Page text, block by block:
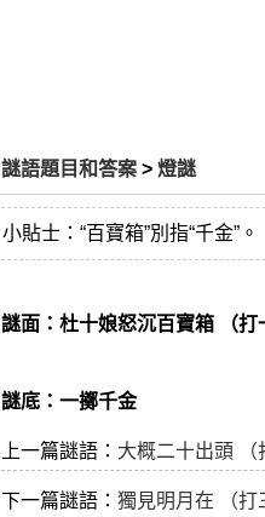
謎語題目和答案> 燈謎
小貼士：“百寶箱”別指“千金”。
謎面：杜十娘怒沉百寶箱 （打
謎底：一擲千金
上一篇謎語： 大概二十出頭 （
下一篇謎語： 獨見明月在 （打